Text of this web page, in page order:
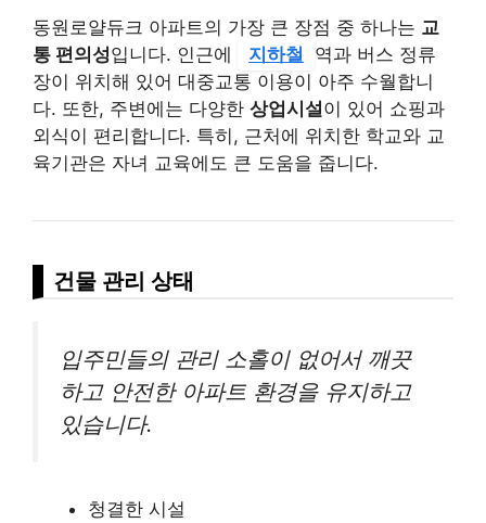
동원로얄듀크 아파트의 가장 큰 장점 중 하나는 교
통 편의성입니다. 인근에 지하철
역과 버스 정류
장이 위치해 있어 대중교통 이용이 아주 수월합니
다. 또한, 주변에는 다양한 상업시설이 있어 쇼핑과
외식이 편리합니다. 특히, 근처에 위치한 학교와 교
육기관은 자녀 교육에도 큰 도움을 줍니다.
건물 관리 상태
입주민들의 관리 소홀이 없어서 깨끗
하고 안전한 아파트 환경을 유지하고
있습니다.
청결한 시설